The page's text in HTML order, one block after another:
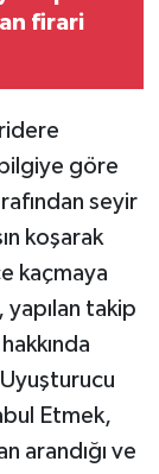
firari
göre
seyir
koşarak
kaçmaya
yapılan takip
Etmek,
arandığı ve